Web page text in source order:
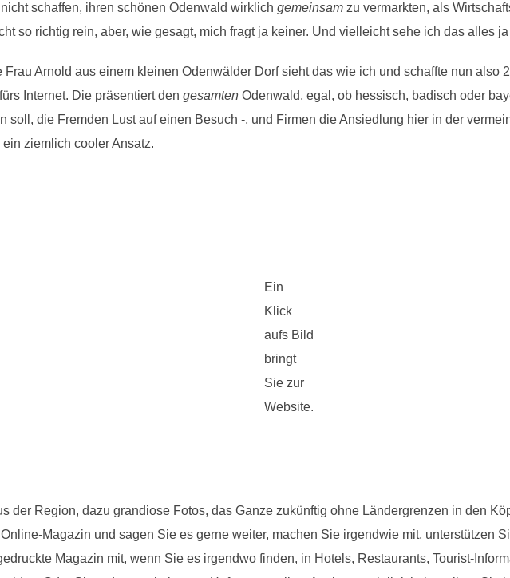
schaffen, ihren schönen Odenwald wirklich gemeinsam zu vermarkten, als
so richtig rein, aber, wie gesagt, mich fragt ja keiner. Und vielleicht sehe ich das alles
Frau Arnold aus einem kleinen Odenwälder Dorf sieht das wie ich und schaffte nun also
Internet. Die präsentiert den gesamten Odenwald, egal, ob hessisch, badisch oder
soll, die Fremden Lust auf einen Besuch -, und Firmen die Ansiedlung hier in der
ziemlich cooler Ansatz.
Ein
Klick
aufs Bild
bringt
Sie zur
Website.
der Region, dazu grandiose Fotos, das Ganze zukünftig ohne Ländergrenzen in den
Magazin und sagen Sie es gerne weiter, machen Sie irgendwie mit, unterstützen
Magazin mit, wenn Sie es irgendwo finden, in Hotels, Restaurants, Tourist-